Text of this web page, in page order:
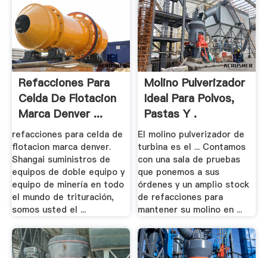
Refacciones Para
Celda De Flotacion
Marca Denver ...
refacciones para celda de
flotacion marca denver.
Shangai suministros de
equipos de doble equipo y
equipo de minería en todo
el mundo de trituración,
somos usted el ...
Molino Pulverizador
Ideal Para Polvos,
Pastas Y .
El molino pulverizador de
turbina es el ... Contamos
con una sala de pruebas
que ponemos a sus
órdenes y un amplio stock
de refacciones para
mantener su molino en ...